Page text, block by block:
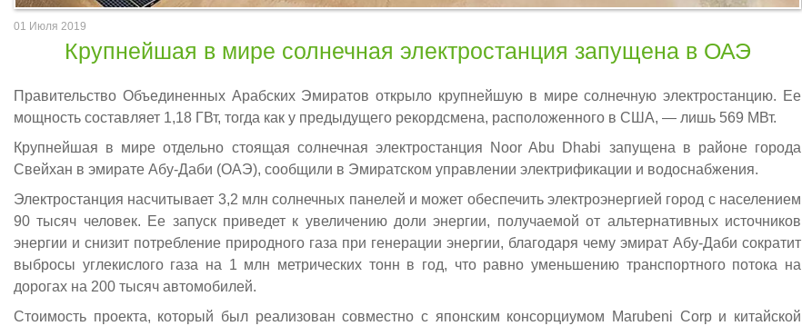
01 Июля 2019
​Крупнейшая в мире солнечная электростанция запущена в ОАЭ
Правительство Объединенных Арабских Эмиратов открыло крупнейшую в мире солнечную электростанцию. Ее
мощность составляет 1,18 ГВт, тогда как у предыдущего рекордсмена, расположенного в США, — лишь 569 МВт.
Крупнейшая в мире отдельно стоящая солнечная электростанция Noor Abu Dhabi запущена в районе города
Свейхан в эмирате Абу-Даби (ОАЭ), сообщили в Эмиратском управлении электрификации и водоснабжения.
Электростанция насчитывает 3,2 млн солнечных панелей и может обеспечить электроэнергией город с населением
90 тысяч человек. Ее запуск приведет к увеличению доли энергии, получаемой от альтернативных источников
энергии и снизит потребление природного газа при генерации энергии, благодаря чему эмират Абу-Даби сократит
выбросы углекислого газа на 1 млн метрических тонн в год, что равно уменьшению транспортного потока на
дорогах на 200 тысяч автомобилей.
Стоимость проекта, который был реализован совместно с японским консорциумом Marubeni Corp и китайской